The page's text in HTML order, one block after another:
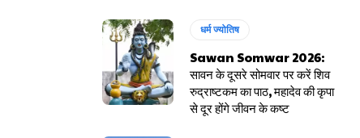
धर्म ज्योतिष
Sawan Somwar 2026:
सावन के दूसरे सोमवार पर करें शिव
रुद्राष्टकम का पाठ, महादेव की कृपा
से दूर होंगे जीवन के कष्ट